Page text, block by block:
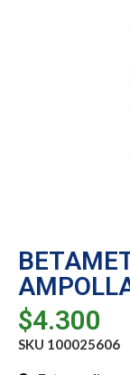
$4.300
SKU 100025606